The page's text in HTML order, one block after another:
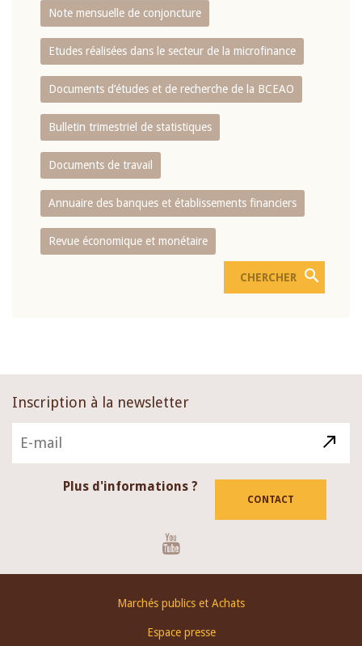
Note mensuelle de conjoncture
Etudes réalisées dans le secteur de la microfinance
Documents d’études et de recherche de la BCEAO
Bulletin trimestriel de statistiques
Documents de travail
Annuaire des banques et établissements financiers
Revue économique et monétaire
Inscription à la newsletter
Plus d'informations ?
CONTACT
Marchés publics et Achats
Espace presse